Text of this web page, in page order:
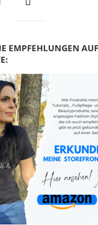
EMPFEHLUNGEN AUF